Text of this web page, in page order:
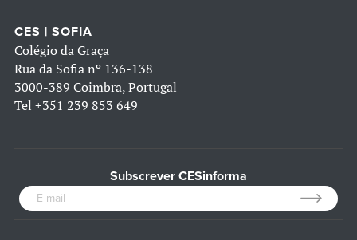
CES | SOFIA
Colégio da Graça
Rua da Sofia nº 136-138
3000-389 Coimbra, Portugal
Tel +351 239 853 649
Subscrever CESinforma